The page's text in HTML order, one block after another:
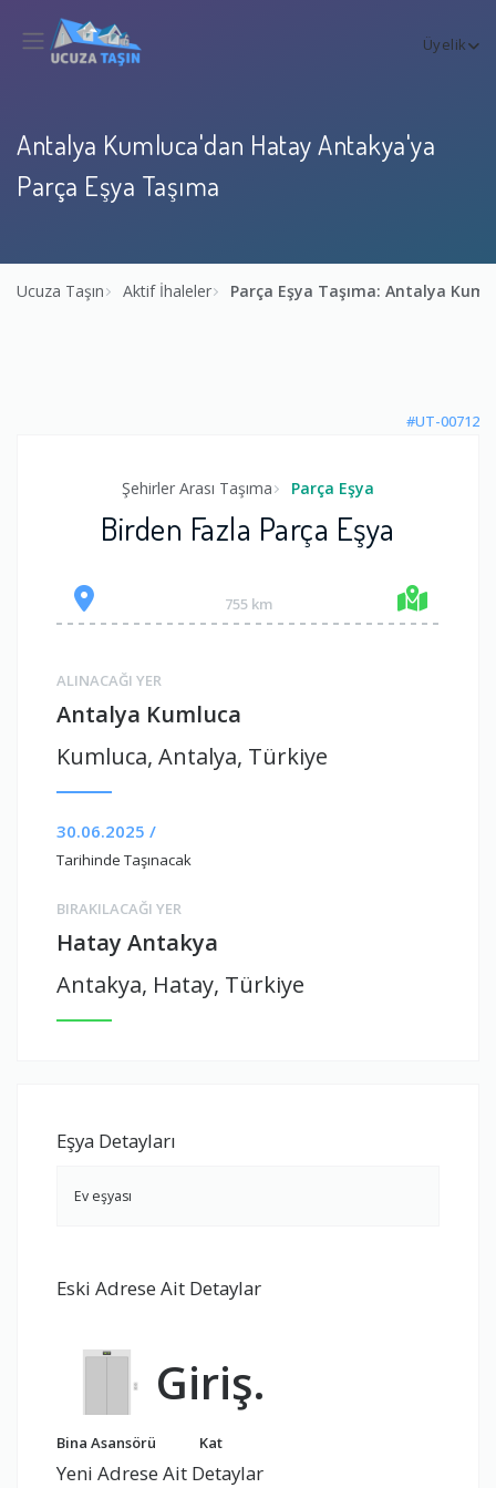
Üyelik
Antalya Kumluca'dan Hatay Antakya'ya
Parça Eşya Taşıma
Ucuza Taşın Aktif İhaleler Parça Eşya Taşıma: Antalya
#UT-00712
Şehirler Arası Taşıma Parça Eşya
Birden Fazla Parça Eşya
755 km
ALINACAĞI YER
Antalya Kumluca
Kumluca, Antalya, Türkiye
30.06.2025 /
Tarihinde Taşınacak
BIRAKILACAĞI YER
Hatay Antakya
Antakya, Hatay, Türkiye
Eşya Detayları
Ev eşyası
Eski Adrese Ait Detaylar
Bina Asansörü
Giriş.
Kat
Yeni Adrese Ait Detaylar